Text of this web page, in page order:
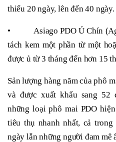
thiểu 20 ngày, lên đến 40 ngày.
• Asiago PDO Ủ Chín
tách kem một phần từ một
được ủ từ 3 tháng đến hơn 15
Sản lượng hàng năm của phô
và được xuất khẩu sang
những loại phô mai PDO
tiêu thụ nhanh nhất, cả
ngày lẫn những người đam mê